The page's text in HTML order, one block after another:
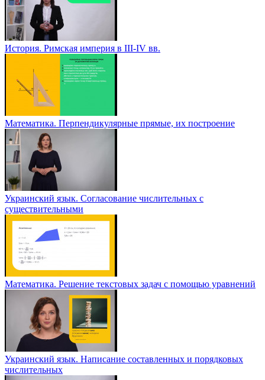
История. Римская империя в III-IV вв.
Математика. Перпендикулярные прямые, их построение
Украинский язык. Согласование числительных с
существительными
Математика. Решение текстовых задач с помощью уравнений
Украинский язык. Написание составленных и порядковых
числительных